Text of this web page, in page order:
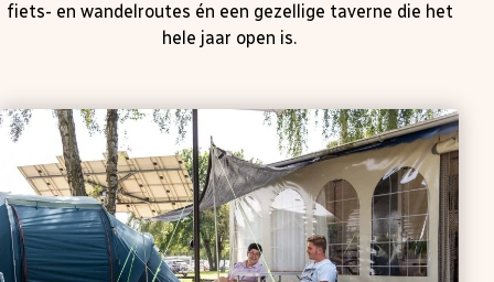
fiets- en wandelroutes én een gezellige taverne die het
hele jaar open is.